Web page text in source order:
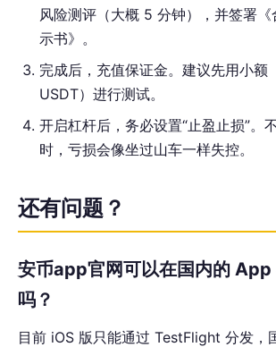
风险测评（大概 5 分钟），并签署
示书》。
完成后，充值保证金。建议先用小额
USDT）进行测试。
开启杠杆后，务必设置“止盈止损”。
时，亏损会像坐过山车一样失控。
还有问题？
安币app官网可以在国内的
吗？
目前 iOS 版只能通过 TestFlight 分发